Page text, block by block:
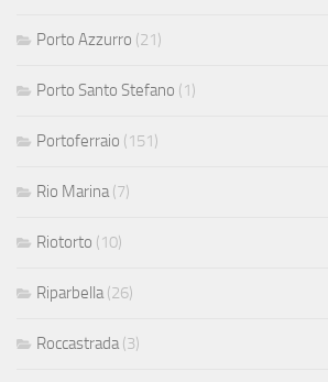
Porto Azzurro (21)
Porto Santo Stefano (1)
Portoferraio (151)
Rio Marina (7)
Riotorto (10)
Riparbella (26)
Roccastrada (3)